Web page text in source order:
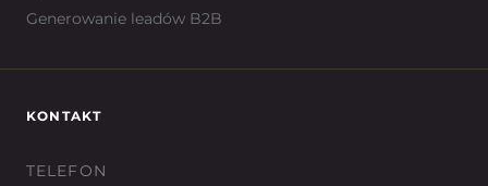
Generowanie leadów B2B
KONTAKT
TELEFON